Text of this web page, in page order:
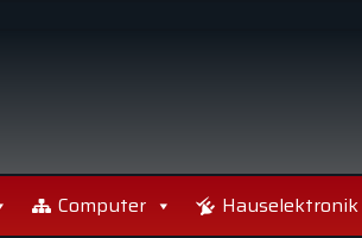
Computer Hauselektronik